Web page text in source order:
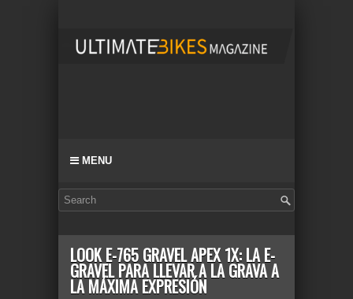
MENU
LOOK E-765 GRAVEL APEX 1X: LA E-
GRAVEL PARA LLEVAR A LA GRAVA A
LA MÁXIMA EXPRESIÓN